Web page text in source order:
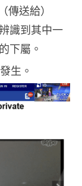
送給）
識到其中一
下屬。
生。